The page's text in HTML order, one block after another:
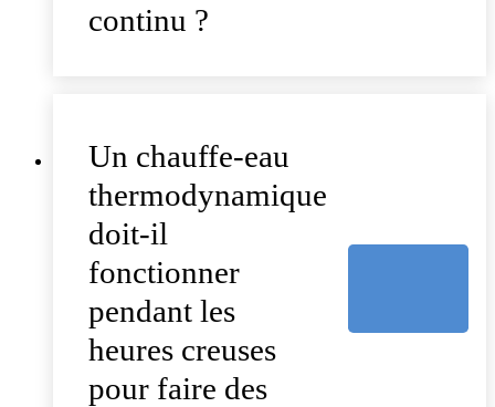
continu ?
Un chauffe-eau
thermodynamique
doit-il
fonctionner
pendant les
heures creuses
pour faire des